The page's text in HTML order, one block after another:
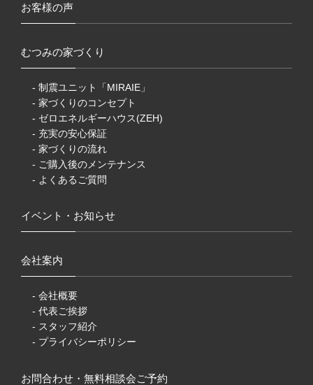
お客様の声
むつみの家づくり
- 制震ユニット「MIRAIE」
- 家づくりのコンセプト
- ゼロエネルギーハウス(ZEH)
- 充実の安心保証
- 家づくりの流れ
- ご購入後のメンテナンス
- よくあるご質問
イベント・お知らせ
会社案内
- 会社概要
- 代表ご挨拶
- スタッフ紹介
- プライバシーポリシー
お問合わせ・無料相談会ご予約